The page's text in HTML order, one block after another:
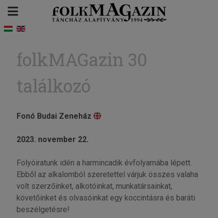
folkMAGazin 30
találkozó
Fonó Budai Zeneház
2023. november 22.
Folyóiratunk idén a harmincadik évfolyamába lépett.
Ebből az alkalomból szeretettel várjuk összes valaha
volt szerzőinket, alkotóinkat, munkatársainkat,
követőinket és olvasóinkat egy koccintásra és baráti
beszélgetésre!